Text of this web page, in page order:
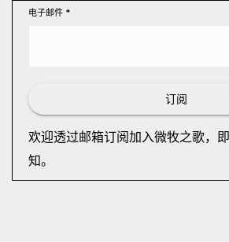
电子邮件 *
订阅
欢迎透过邮箱订阅加入微牧之歌，
知。